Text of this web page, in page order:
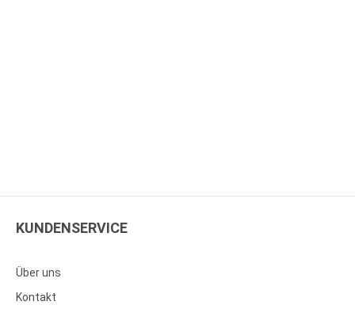
KUNDENSERVICE
Über uns
Kontakt